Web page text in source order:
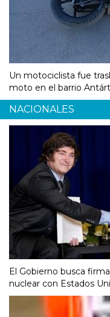
Un motociclista fue
moto en el barrio
NACIONALES
El Gobierno busca
nuclear con Estados